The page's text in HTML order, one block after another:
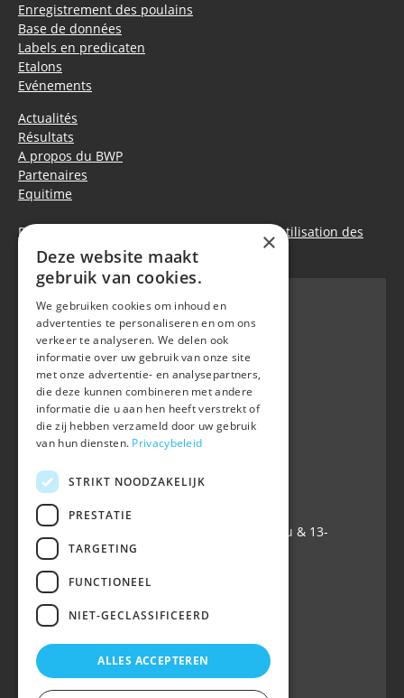
Enregistrement des poulains
Base de données
Labels en predicaten
Etalons
Evénements
Actualités
Résultats
A propos du BWP
Partenaires
Equitime
Déclaration de confidentialité
Politique d’utilisation des
cookies
BWP
Waversebaan 99
B-3050 OUD-HEVERLEE
+32 (0) 16 47 99 80
+32 (0) 16 47 99 85
TVA BE 0410.346.424
IBAN BE40 7364 0368 4863
Ouvert tous les jours ouvrables: 9u-12u & 13-
16u
Suivez-nous sur
×
Deze website maakt
gebruik van cookies.
We gebruiken cookies om inhoud en
advertenties te personaliseren en om ons
verkeer te analyseren. We delen ook
informatie over uw gebruik van onze site
met onze advertentie- en analysepartners,
die deze kunnen combineren met andere
informatie die u aan hen heeft verstrekt of
die zij hebben verzameld door uw gebruik
van hun diensten. Privacybeleid
STRIKT NOODZAKELIJK
PRESTATIE
TARGETING
FUNCTIONEEL
NIET-GECLASSIFICEERD
ALLES ACCEPTEREN